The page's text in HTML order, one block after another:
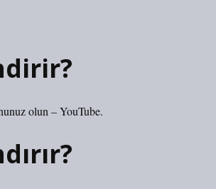
olun – YouTube.